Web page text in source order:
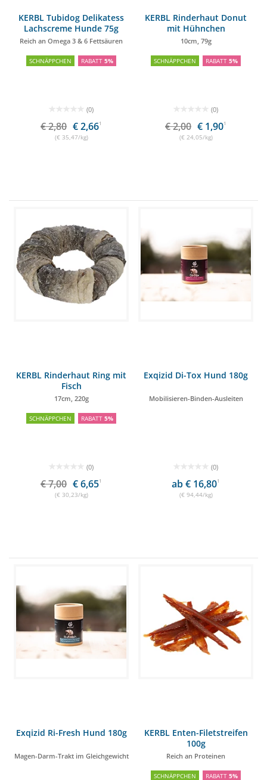
KERBL Tubidog Delikatess
Lachscreme Hunde 75g
Reich an Omega 3 & 6 Fettsäuren
SCHNÄPPCHEN RABATT 5%
(0)
€ 2,80 € 2,661
(€ 35,47/kg)
KERBL Rinderhaut Donut
mit Hühnchen
10cm, 79g
SCHNÄPPCHEN RABATT 5%
(0)
€ 2,00 € 1,901
(€ 24,05/kg)
KERBL Rinderhaut Ring mit
Fisch
17cm, 220g
SCHNÄPPCHEN RABATT 5%
(0)
€ 7,00 € 6,651
(€ 30,23/kg)
Exqizid Di-Tox Hund 180g
Mobilisieren-Binden-Ausleiten
(0)
ab € 16,801
(€ 94,44/kg)
Exqizid Ri-Fresh Hund 180g
Magen-Darm-Trakt im Gleichgewicht
KERBL Enten-Filetstreifen
100g
Reich an Proteinen
SCHNÄPPCHEN RABATT 5%